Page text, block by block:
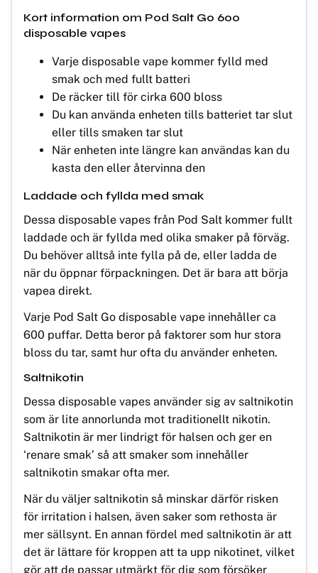
Kort information om Pod Salt Go 600
disposable vapes
Varje disposable vape kommer fylld med
smak och med fullt batteri
De räcker till för cirka 600 bloss
Du kan använda enheten tills batteriet tar slut
eller tills smaken tar slut
När enheten inte längre kan användas kan du
kasta den eller återvinna den
Laddade och fyllda med smak
Dessa disposable vapes från Pod Salt kommer fullt
laddade och är fyllda med olika smaker på förväg.
Du behöver alltså inte fylla på de, eller ladda de
när du öppnar förpackningen. Det är bara att börja
vapea direkt.
Varje Pod Salt Go disposable vape innehåller ca
600 puffar. Detta beror på faktorer som hur stora
bloss du tar, samt hur ofta du använder enheten.
Saltnikotin
Dessa disposable vapes använder sig av saltnikotin
som är lite annorlunda mot traditionellt nikotin.
Saltnikotin är mer lindrigt för halsen och ger en
‘renare smak’ så att smaker som innehåller
saltnikotin smakar ofta mer.
När du väljer saltnikotin så minskar därför risken
för irritation i halsen, även saker som rethosta är
mer sällsynt. En annan fördel med saltnikotin är att
det är lättare för kroppen att ta upp nikotinet, vilket
gör att de passar utmärkt för dig som försöker